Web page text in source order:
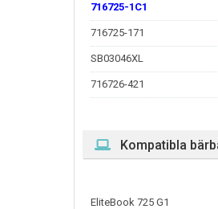
716725-1C1
716725-171
SB03046XL
716726-421
Kompatibla
EliteBook 725 G1